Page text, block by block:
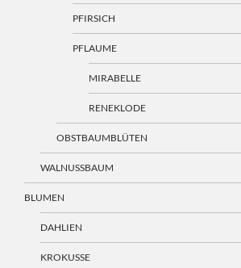
PFIRSICH
PFLAUME
MIRABELLE
RENEKLODE
OBSTBAUMBLÜTEN
WALNUSSBAUM
BLUMEN
DAHLIEN
KROKUSSE